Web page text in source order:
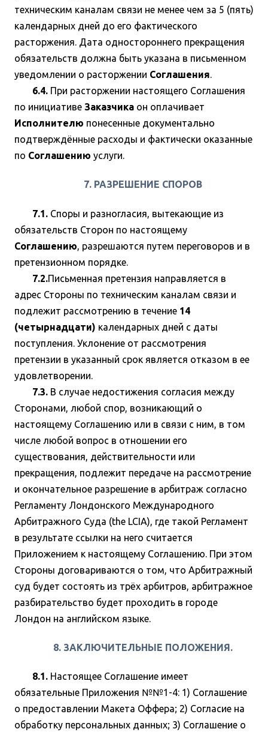
техническим каналам связи не менее чем за 5 (пять)
календарных дней до его фактического
расторжения. Дата одностороннего прекращения
обязательств должна быть указана в письменном
уведомлении о расторжении Соглашения.
6.4. При расторжении настоящего Соглашения
по инициативе Заказчика он оплачивает
Исполнителю понесенные документально
подтверждённые расходы и фактически оказанные
по Соглашению услуги.
7. РАЗРЕШЕНИЕ СПОРОВ
7.1. Споры и разногласия, вытекающие из
обязательств Сторон по настоящему
Соглашению , разрешаются путем переговоров и в
претензионном порядке.
7.2.Письменная претензия направляется в
адрес Стороны по техническим каналам связи и
подлежит рассмотрению в течение 14
(четырнадцати) календарных дней с даты
поступления. Уклонение от рассмотрения
претензии в указанный срок является отказом в ее
удовлетворении.
7.3. В случае недостижения согласия между
Сторонами, любой спор, возникающий о
настоящему Соглашению или в связи с ним, в том
числе любой вопрос в отношении его
существования, действительности или
прекращения, подлежит передаче на рассмотрение
и окончательное разрешение в арбитраж согласно
Регламенту Лондонского Международного
Арбитражного Суда (the LCIA), где такой Регламент
в результате ссылки на него считается
Приложением к настоящему Соглашению. При этом
Стороны договариваются о том, что Арбитражный
суд будет состоять из трёх арбитров, арбитражное
разбирательство будет проходить в городе
Лондон на английском языке.
8. ЗАКЛЮЧИТЕЛЬНЫЕ ПОЛОЖЕНИЯ.
8.1. Настоящее Соглашение имеет
обязательные Приложения №№1-4: 1) Соглашение
о предоставлении Макета Оффера; 2) Согласие на
обработку персональных данных; 3) Соглашение о